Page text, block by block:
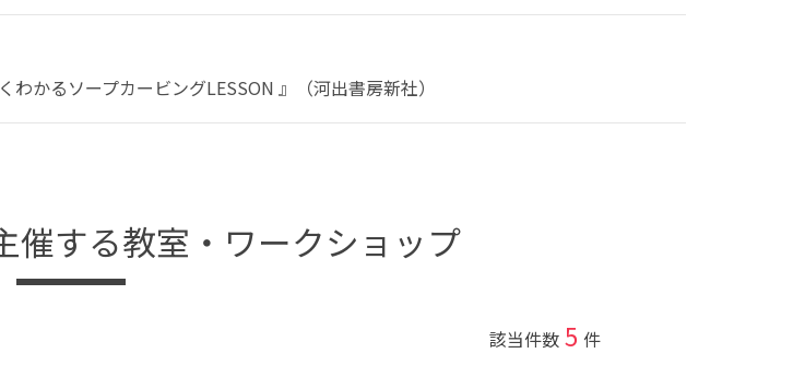
わかるソープカービングLESSON 』（河出書房新社）
催する教室・ワークショップ
該当件数 5 件